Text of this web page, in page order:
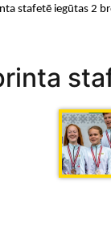
stafetē iegūtas 2